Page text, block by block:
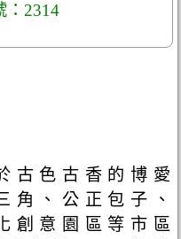
：2314
古色古香的博愛
角、公正包子、
創意園區等市區